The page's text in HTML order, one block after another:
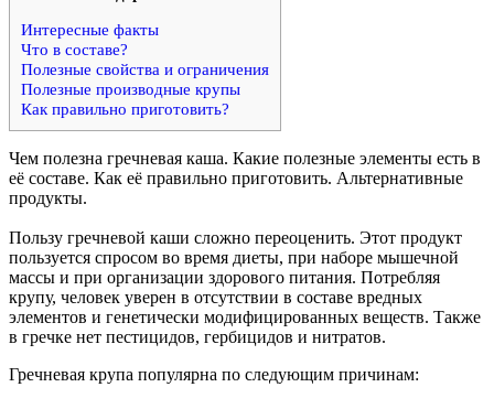
Интересные факты
Что в составе?
Полезные свойства и ограничения
Полезные производные крупы
Как правильно приготовить?
Чем полезна гречневая каша. Какие полезные элементы есть в
её составе. Как её правильно приготовить. Альтернативные
продукты.
Пользу гречневой каши сложно переоценить. Этот продукт
пользуется спросом во время диеты, при наборе мышечной
массы и при организации здорового питания. Потребляя
крупу, человек уверен в отсутствии в составе вредных
элементов и генетически модифицированных веществ. Также
в гречке нет пестицидов, гербицидов и нитратов.
Гречневая крупа популярна по следующим причинам: